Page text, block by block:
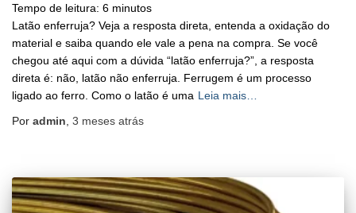
Tempo de leitura: 6 minutos
Latão enferruja? Veja a resposta direta, entenda a oxidação do
material e saiba quando ele vale a pena na compra. Se você
chegou até aqui com a dúvida “latão enferruja?”, a resposta
direta é: não, latão não enferruja. Ferrugem é um processo
ligado ao ferro. Como o latão é uma Leia mais…
Por admin 3 meses atrás